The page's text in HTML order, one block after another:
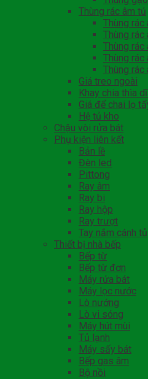
Thùng rác âm tủ
Thùng rác
Thùng rác
Thùng rác
Thùng rác
Thùng rác
Giá treo ngoài
Khay chia thìa
Giá để chai lọ
Hệ tủ kho
Chậu vòi rửa bát
Phụ kiện liên kết
Bản lề
Đèn led
Pittong
Ray âm
Ray bi
Ray hộp
Ray trượt
Tay nắm cánh tủ
Thiết bị nhà bếp
Bếp từ
Bếp từ đơn
Máy rửa bát
Máy lọc nước
Lò nướng
Lò vi sóng
Máy hút mùi
Tủ lạnh
Máy sấy bát
Bếp gas âm
Bộ nồi